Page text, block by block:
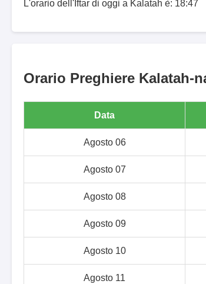
L'orario dell'Iftar di oggi a Kalatah è: 18:47
Orario Preghiere Kalatah-
Data
Agosto 06
Agosto 07
Agosto 08
Agosto 09
Agosto 10
Agosto 11